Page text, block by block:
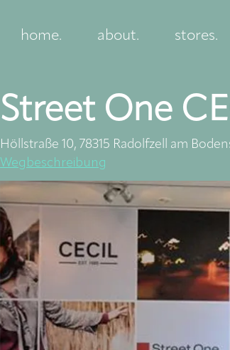
home. about. stores.
Street One
Höllstraße 10, 78315 Radolfzell am
Wegbeschreibung